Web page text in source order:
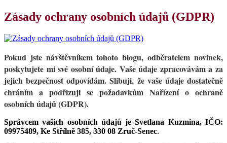
Zásady ochrany osobních údajů (GDPR)
Pokud jste návštěvníkem tohoto blogu, odběratelem novinek,
poskytujete mi své osobní údaje. Vaše údaje zpracovávám a za
jejich bezpečnost odpovídám. Slibuji, že vaše údaje dostatečně
chráním a podřizuji se požadavkům Nařízení o ochraně
osobních údajů (GDPR).
Správcem vašich osobních údajů je Svetlana Kuzmina, IČO:
09975489, Ke Střílně 385, 330 08 Zruč-Senec.